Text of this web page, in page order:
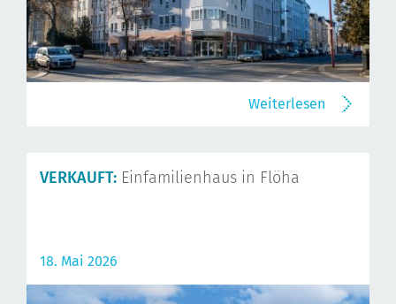
Weiterlesen
VERKAUFT: Einfamilienhaus in Flöha
18. Mai 2026